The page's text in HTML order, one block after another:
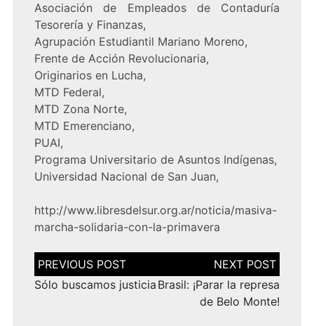
Asociación de Empleados de Contaduría
Tesorería y Finanzas,
Agrupación Estudiantil Mariano Moreno,
Frente de Acción Revolucionaria,
Originarios en Lucha,
MTD Federal,
MTD Zona Norte,
MTD Emerenciano,
PUAI,
Programa Universitario de Asuntos Indígenas,
Universidad Nacional de San Juan,
http://www.libresdelsur.org.ar/noticia/masiva-
marcha-solidaria-con-la-primavera
Navegación
de
entradas
Sólo buscamos justicia Brasil: ¡Parar la represa
de Belo Monte!